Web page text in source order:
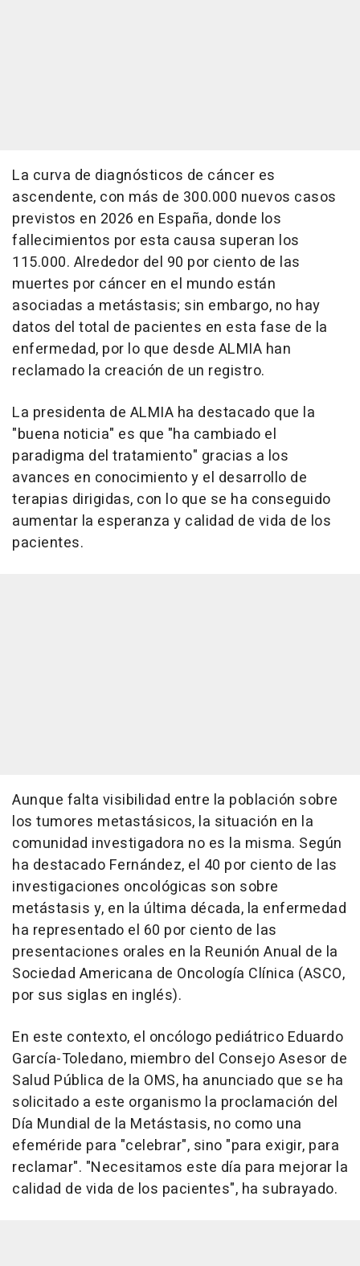
La curva de diagnósticos de cáncer es
ascendente, con más de 300.000 nuevos casos
previstos en 2026 en España, donde los
fallecimientos por esta causa superan los
115.000. Alrededor del 90 por ciento de las
muertes por cáncer en el mundo están
asociadas a metástasis; sin embargo, no hay
datos del total de pacientes en esta fase de la
enfermedad, por lo que desde ALMIA han
reclamado la creación de un registro.
La presidenta de ALMIA ha destacado que la
"buena noticia" es que "ha cambiado el
paradigma del tratamiento" gracias a los
avances en conocimiento y el desarrollo de
terapias dirigidas, con lo que se ha conseguido
aumentar la esperanza y calidad de vida de los
pacientes.
Aunque falta visibilidad entre la población sobre
los tumores metastásicos, la situación en la
comunidad investigadora no es la misma. Según
ha destacado Fernández, el 40 por ciento de las
investigaciones oncológicas son sobre
metástasis y, en la última década, la enfermedad
ha representado el 60 por ciento de las
presentaciones orales en la Reunión Anual de la
Sociedad Americana de Oncología Clínica (ASCO,
por sus siglas en inglés).
En este contexto, el oncólogo pediátrico Eduardo
García-Toledano, miembro del Consejo Asesor de
Salud Pública de la OMS, ha anunciado que se ha
solicitado a este organismo la proclamación del
Día Mundial de la Metástasis, no como una
efeméride para "celebrar", sino "para exigir, para
reclamar". "Necesitamos este día para mejorar la
calidad de vida de los pacientes", ha subrayado.